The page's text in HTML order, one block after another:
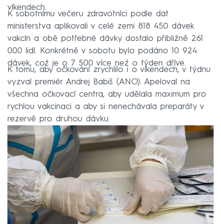
víkendech.
K sobotnímu večeru zdravotníci podle dat
ministerstva aplikovali v celé zemi 818 450 dávek
vakcín a obě potřebné dávky dostalo přibližně 261
000 lidí. Konkrétně v sobotu bylo podáno 10 924
dávek, což je o 7 500 více než o týden dříve.
K tomu, aby očkování zrychlilo i o víkendech, v týdnu
vyzval premiér Andrej Babiš (ANO). Apeloval na
všechna očkovací centra, aby udělala maximum pro
rychlou vakcinaci a aby si nenechávala preparáty v
rezervě pro druhou dávku.